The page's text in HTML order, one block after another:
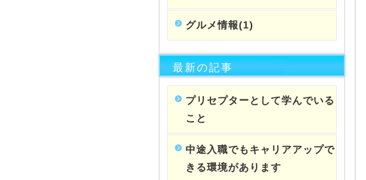
グルメ情報(1)
最新の記事
プリセプターとして学んでいる
こと
中途入職でもキャリアアップで
きる環境があります